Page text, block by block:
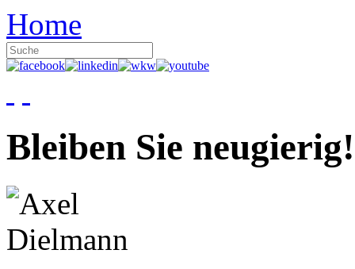
Home
Bleiben Sie neugierig!